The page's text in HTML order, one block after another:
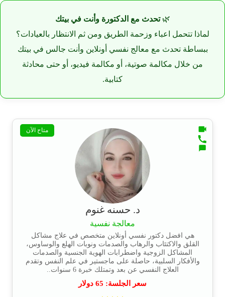
🌿تحدث مع الدكتورة وأنت في بيتك
لماذا تتحمل اعباء وزحمة الطريق ومن ثم الانتظار بالعيادات؟
ببساطة تحدث مع معالج نفسي أونلاين وأنت جالس في بيتك
من خلال مكالمة صوتية، أو مكالمة فيديو، أو حتى محادثة
كتابية.
متاح الآن
د. حسنه غنوم
معالجة نفسية
هي افضل دكتور نفسي أونلاين متخصص في علاج مشاكل
القلق والاكتئاب والرهاب والصدمات ونوبات الهلع والوساوس،
المشاكل الزوجية واضطرابات الهوية الجنسية والصدمات
والأفكار السلبية، حاصلة على ماجستير في علم النفس وتقدم
العلاج النفسي عن بعد وتمتلك خبرة 6 سنوات..
سعر الجلسة: 65 دولار